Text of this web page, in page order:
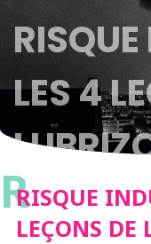
LES 4
RRISQUE
LEÇONS DE